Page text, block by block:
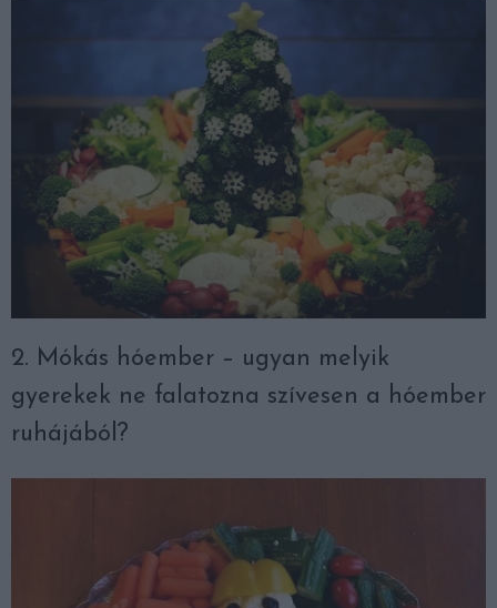
2. Mókás hóember – ugyan melyik
gyerekek ne falatozna szívesen a hóember
ruhájából?